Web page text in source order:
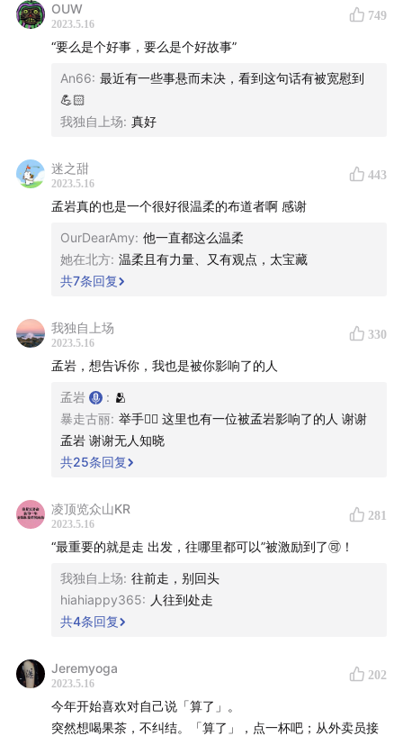
用他的话来总结，这期节目归根结底就聊了两个词，「富
足」和「勇气」——「富足」并不光指财富，也包括身心
健康、欲望可控、对自己和周围满意、财务压力不大；
「勇气」是指坦然面对现实世界，以及它呈现给你的随机
全然接受，用内在记分牌对抗外部共识，就连善良、利他
都需要勇气。
我很享受我们的这场对话，也很开心点亮彼此的时刻被记
录在这期节目里，希望也能给你带去一些灵感。祝你收听
愉快。
🎧官网地址
youzhiyouxing.cn
*官网详情页所载信息最为全面，尤其推荐苹果播客用户访
厚望（老钱）：泛理财类公众号「老钱日日谈」、播客
面基」的主理人，对都市人面临的种种理财境况颇有研
究的 90 后。
🗺️ 收听地图
02:48
提纲的主播孟岩，分别是怎么考虑录节目这事儿的？
可能，孟岩真的是一个你想象中那么「平静」的人
OUW
2023.5.16
749
“要么是个好事，要么是个好故事”
An66: 最近有一些事悬而未决，看到这句话有被宽慰到
💪🏻
我独自上场: 真好
迷之甜
2023.5.16
443
孟岩真的也是一个很好很温柔的布道者啊 感谢
OurDearAmy: 他一直都这么温柔
她在北方: 温柔且有力量、又有观点，太宝藏
共7条回复
我独自上场
2023.5.16
330
孟岩，想告诉你，我也是被你影响了的人
孟岩 : 🫂
暴走古丽: 举手🙋‍♀️ 这里也有一位被孟岩影响了的人 谢谢
孟岩 谢谢无人知晓
共25条回复
凌顶览众山KR
2023.5.16
281
“最重要的就是走 出发，往哪里都可以”被激励到了🉑！
我独自上场: 往前走，别回头
hiahiappy365: 人往到处走
共4条回复
Jeremyoga
2023.5.16
202
今年开始喜欢对自己说「算了」。
突然想喝果茶，不纠结。「算了」，点一杯吧；从外卖员接